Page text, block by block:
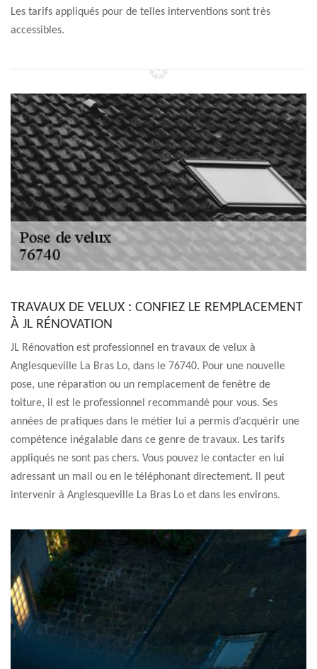
Les tarifs appliqués pour de telles interventions sont très
accessibles.
TRAVAUX DE VELUX : CONFIEZ LE REMPLACEMENT
À JL RÉNOVATION
JL Rénovation est professionnel en travaux de velux à
Anglesqueville La Bras Lo, dans le 76740. Pour une nouvelle
pose, une réparation ou un remplacement de fenêtre de
toiture, il est le professionnel recommandé pour vous. Ses
années de pratiques dans le métier lui a permis d’acquérir une
compétence inégalable dans ce genre de travaux. Les tarifs
appliqués ne sont pas chers. Vous pouvez le contacter en lui
adressant un mail ou en le téléphonant directement. Il peut
intervenir à Anglesqueville La Bras Lo et dans les environs.